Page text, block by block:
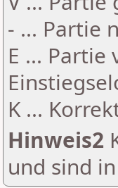
- ... Partie
E ...
K ...
Hinweis2
und sind